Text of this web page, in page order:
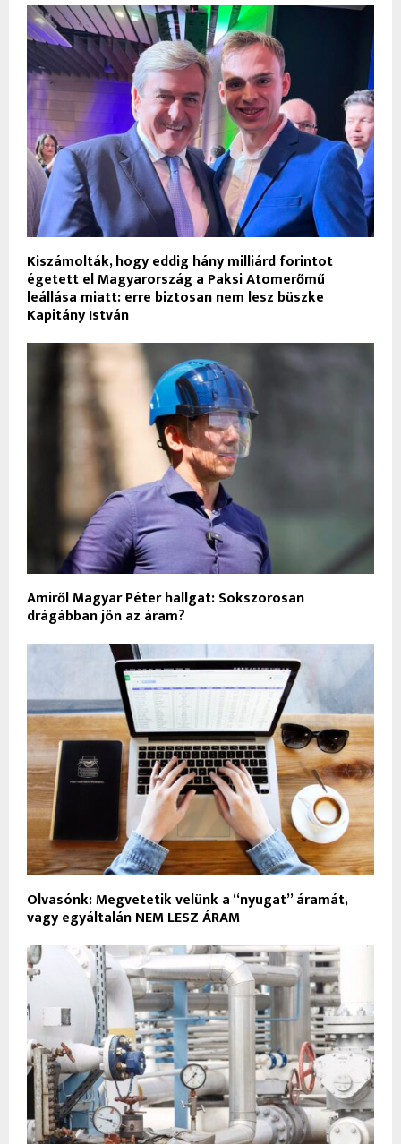
Kiszámolták, hogy eddig hány milliárd forintot
égetett el Magyarország a Paksi Atomerőmű
leállása miatt: erre biztosan nem lesz büszke
Kapitány István
Amiről Magyar Péter hallgat: Sokszorosan
drágábban jön az áram?
Olvasónk: Megvetetik velünk a “nyugat” áramát,
vagy egyáltalán NEM LESZ ÁRAM